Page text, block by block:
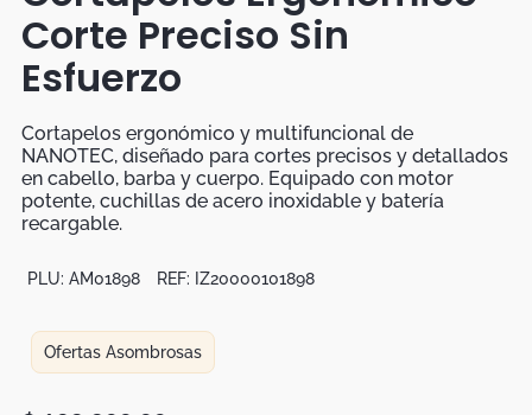
Corte Preciso Sin
Esfuerzo
Cortapelos ergonómico y multifuncional de
NANOTEC, diseñado para cortes precisos y detallados
en cabello, barba y cuerpo. Equipado con motor
potente, cuchillas de acero inoxidable y batería
recargable.
PLU: AM01898 REF: IZ20000101898
Ofertas Asombrosas
Botas
Dko